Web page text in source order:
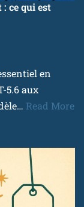
ce qui est
en
5.6 aux
Read More